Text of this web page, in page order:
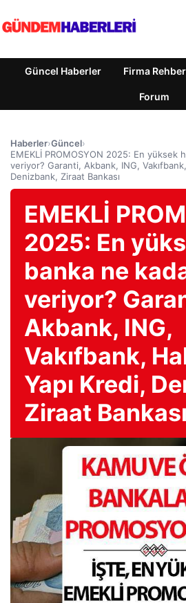
Güncel Haberler Firma
Forum
Haberler›Güncel›
EMEKLİ PROMOSYON 2025: En yüksek
veriyor? Garanti, Akbank, ING,
Denizbank, Ziraat Bankası
EMEKLİ
2025: En
banka ne
veriyor?
Akbank, ING,
Vakıfbank,
Yapı Kredi,
Ziraat Bankası